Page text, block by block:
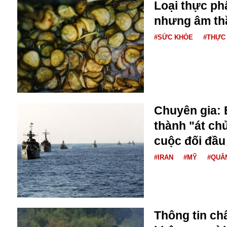
Bulagria
Crimea
Chính trị
Công nghệ
Chuyện hay
Chuyện lạ
Chiến tranh thương mại
Chi hội phụ nữ TTTM Mátxcơva
Chính trị Nga
Chợ Vòm
Cảnh sát
Cấm bay
Canada
Loại thực
nhưng âm
#SỨC KHỎE #THỰC
Chuyên gia:
thành "át
cuộc đối
#IRAN #MỸ
Thông tin